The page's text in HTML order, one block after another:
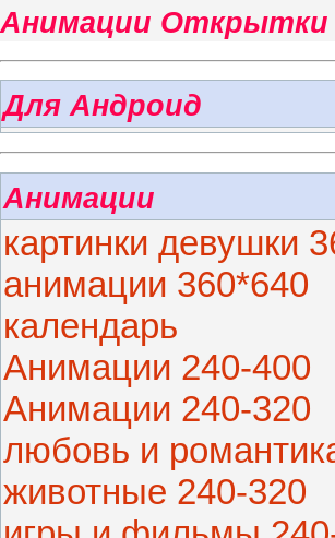
Анимации Открытки
Для Андроид
Анимации
картинки девушки
анимации 360*640
календарь
Анимации 240-400
Анимации 240-320
любовь и
животные 240-320